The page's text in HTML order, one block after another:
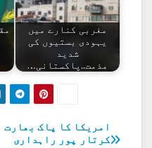
مغربی کنارے میں
یہودی بستیوں کی
شدید
مذمت..پاکستانی…
پوسٹوں
امریکا کا پاک بھارت
کرتار پور راہداری